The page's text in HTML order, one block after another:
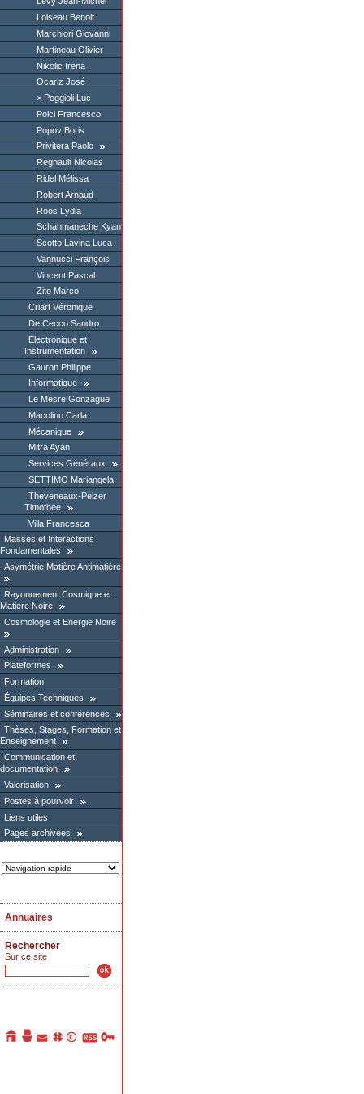
Loiseau Benoit
Marchiori Giovanni
Martineau Olivier
Nikolic Irena
Ocariz José
Poggioli Luc
Polci Francesco
Popov Boris
Privitera Paolo
Regnault Nicolas
Ridel Mélissa
Robert Arnaud
Roos Lydia
Schahmaneche Kyan
Scotto Lavina Luca
Vannucci François
Vincent Pascal
Zito Marco
Criart Véronique
De Cecco Sandro
Electronique et
Instrumentation
Gauron Philippe
Informatique
Le Mesre Gonzague
Macolino Carla
Mécanique
Mitra Ayan
Services Généraux
SETTIMO Mariangela
Theveneaux-Pelzer
Timothée
Villa Francesca
Masses et Interactions
Fondamentales
Asymétrie Matière Antimatière
Rayonnement Cosmique et
Matière Noire
Cosmologie et Energie Noire
Administration
Plateformes
Formation
Équipes Techniques
Séminaires et conférences
Thèses, Stages, Formation et
Enseignement
Communication et
documentation
Valorisation
Postes à pourvoir
Liens utiles
Pages archivées
Annuaires
Rechercher
Sur ce site